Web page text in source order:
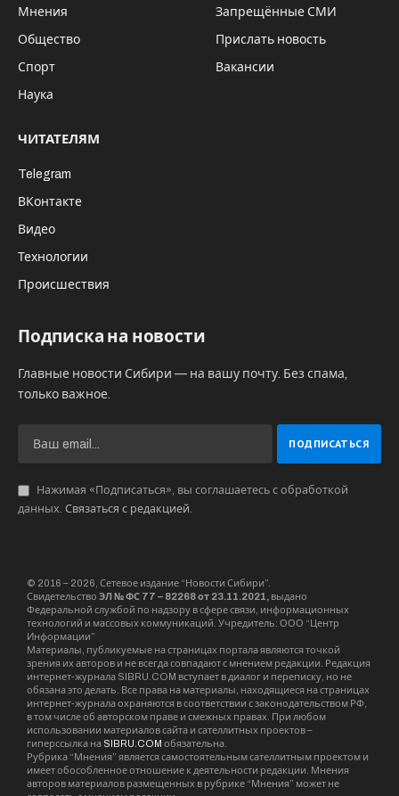
Мнения
Общество
Спорт
Наука
Запрещённые СМИ
Прислать новость
Вакансии
ЧИТАТЕЛЯМ
Telegram
ВКонтакте
Видео
Технологии
Происшествия
Подписка на новости
Главные новости Сибири — на вашу почту. Без спама,
только важное.
Нажимая «Подписаться», вы соглашаетесь с обработкой
данных. Связаться с редакцией.
© 2016 – 2026, Сетевое издание “Новости Сибири”.
Свидетельство ЭЛ № ФС 77 – 82268 от 23.11.2021, выдано
Федеральной службой по надзору в сфере связи, информационных
технологий и массовых коммуникаций. Учредитель: ООО “Центр
Информации”
Материалы, публикуемые на страницах портала являются точкой
зрения их авторов и не всегда совпадают с мнением редакции. Редакция
интернет-журнала SIBRU.COM вступает в диалог и переписку, но не
обязана это делать. Все права на материалы, находящиеся на страницах
интернет-журнала охраняются в соответствии с законодательством РФ,
в том числе об авторском праве и смежных правах. При любом
использовании материалов сайта и сателлитных проектов –
гиперссылка на SIBRU.COM обязательна.
Рубрика “Мнения” является самостоятельным сателлитным проектом и
имеет обособленное отношение к деятельности редакции. Мнения
авторов материалов размещенных в рубрике “Мнения” может не